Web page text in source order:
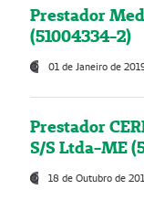
Prestador
(51004334-2)
01 de Janeiro de
Prestador
S/S Ltda-ME
18 de Outubro de